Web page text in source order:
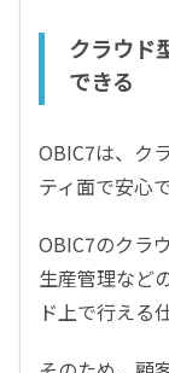
クラウド
できる
OBIC7は、ク
ティ面で安心
OBIC7のクラ
生産管理など
ド上で行える